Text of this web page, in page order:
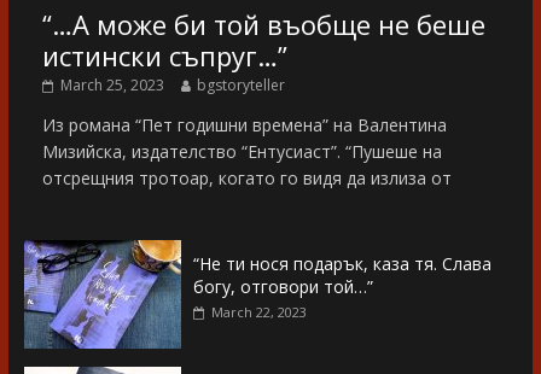
“…А може би той въобще не беше
истински съпруг…”
March 25, 2023 bgstoryteller
Из романа “Пет годишни времена” на Валентина
Мизийска, издателство “Ентусиаст”. “Пушеше на
отсрещния тротоар, когато го видя да излиза от
“Не ти нося подарък, каза тя. Слава
богу, отговори той…”
March 22, 2023